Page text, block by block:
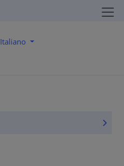
Italiano